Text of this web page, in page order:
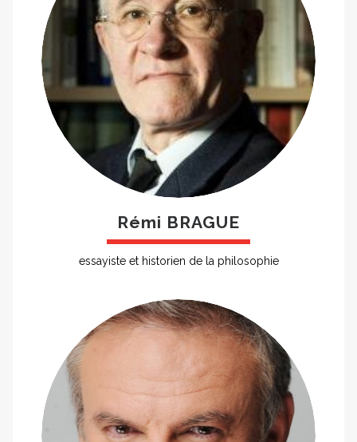
Rémi BRAGUE
essayiste et historien de la philosophie